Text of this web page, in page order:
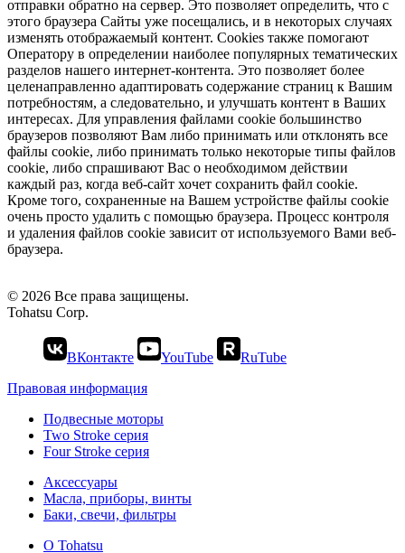
отправки обратно на сервер. Это позволяет определить, что с
этого браузера Сайты уже посещались, и в некоторых случаях
изменять отображаемый контент. Cookies также помогают
Оператору в определении наиболее популярных тематических
разделов нашего интернет-контента. Это позволяет более
целенаправленно адаптировать содержание страниц к Вашим
потребностям, а следовательно, и улучшать контент в Ваших
интересах. Для управления файлами cookie большинство
браузеров позволяют Вам либо принимать или отклонять все
файлы cookie, либо принимать только некоторые типы файлов
cookie, либо спрашивают Вас о необходимом действии
каждый раз, когда веб-сайт хочет сохранить файл cookie.
Кроме того, сохраненные на Вашем устройстве файлы cookie
очень просто удалить с помощью браузера. Процесс контроля
и удаления файлов cookie зависит от используемого Вами веб-
браузера.
© 2026 Все права защищены.
Tohatsu Corp.
ВКонтакте YouTube
RuTube
Правовая информация
Подвесные моторы
Two Stroke серия
Four Stroke серия
Аксессуары
Масла, приборы, винты
Баки, свечи, фильтры
О Tohatsu